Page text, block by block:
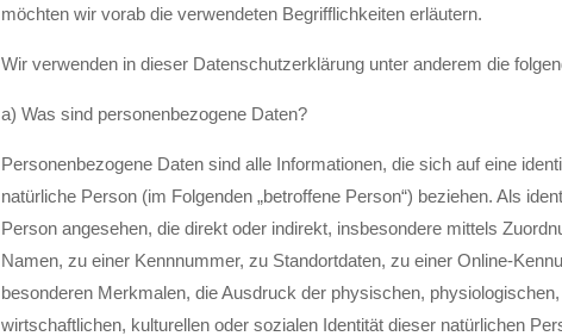
möchten wir vorab die verwendeten Begrifflichkeiten erläutern.
Wir verwenden in dieser Datenschutzerklärung unter anderem die
a) Was sind personenbezogene Daten?
Personenbezogene Daten sind alle Informationen, die sich auf eine
natürliche Person (im Folgenden „betroffene Person“) beziehen. Als
Person angesehen, die direkt oder indirekt, insbesondere mittels
Namen, zu einer Kennnummer, zu Standortdaten, zu einer Online-
besonderen Merkmalen, die Ausdruck der physischen,
wirtschaftlichen, kulturellen oder sozialen Identität dieser natürlichen